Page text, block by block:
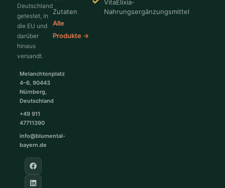
Deutschland
getestet, in
die EU und
darüber
hinaus
versandt.
Melanchtonplatz
4–6, 90443
Nürnberg,
Deutschland
+49 911
47711390
info@blumental-
bayern.de
Zutaten
Alle
Produkte →
VitaElixia-
Nahrungsergänzungsmittel